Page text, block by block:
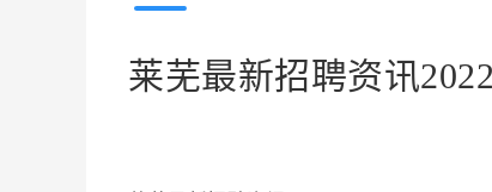
莱芜最新招聘资讯